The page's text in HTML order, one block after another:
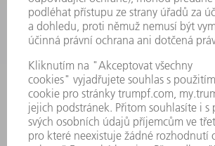
KARIÉRA
PRACOVNÍ NABÍDKY
PROFIL PODNIKU
VÝROČNÍ ZPRÁVA
ZÁSADY SPOLEČNOSTI
SHODA
SYSTÉM UPOZORŇOVAČŮ
SECURITY
TISKOVÉ ZPRÁVY